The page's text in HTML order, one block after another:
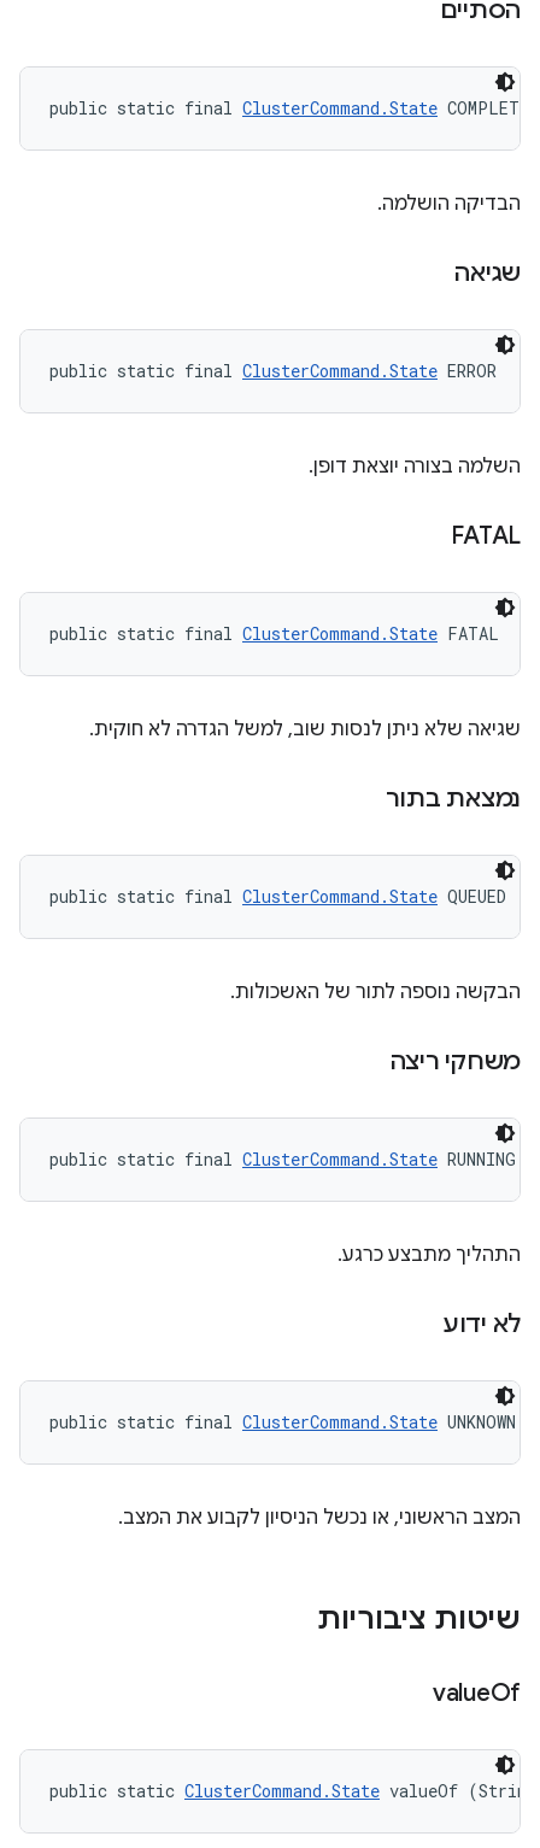
הסתיים
public static final ClusterCommand.State COMPLETED
הבדיקה הושלמה.
שגיאה
public static final ClusterCommand.State ERROR
השלמה בצורה יוצאת דופן.
FATAL
public static final ClusterCommand.State FATAL
שגיאה שלא ניתן לנסות שוב, למשל הגדרה לא חוקית.
נמצאת בתור
public static final ClusterCommand.State QUEUED
הבקשה נוספה לתור של האשכולות.
משחקי ריצה
public static final ClusterCommand.State RUNNING
התהליך מתבצע כרגע.
לא ידוע
public static final ClusterCommand.State UNKNOWN
המצב הראשוני, או נכשל הניסיון לקבוע את המצב.
שיטות ציבוריות
valueOf
public static ClusterCommand.State valueOf (String